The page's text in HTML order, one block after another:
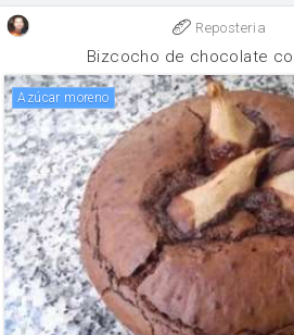
Reposteria
Bizcocho de chocolate
Azúcar moreno